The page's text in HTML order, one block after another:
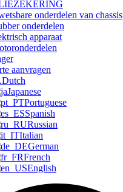
onderdelen van chassis
onderdelen
apparaat
aanvragen
Dutch
Japanese
Portuguese
Spanish
Russian
Italian
German
French
English